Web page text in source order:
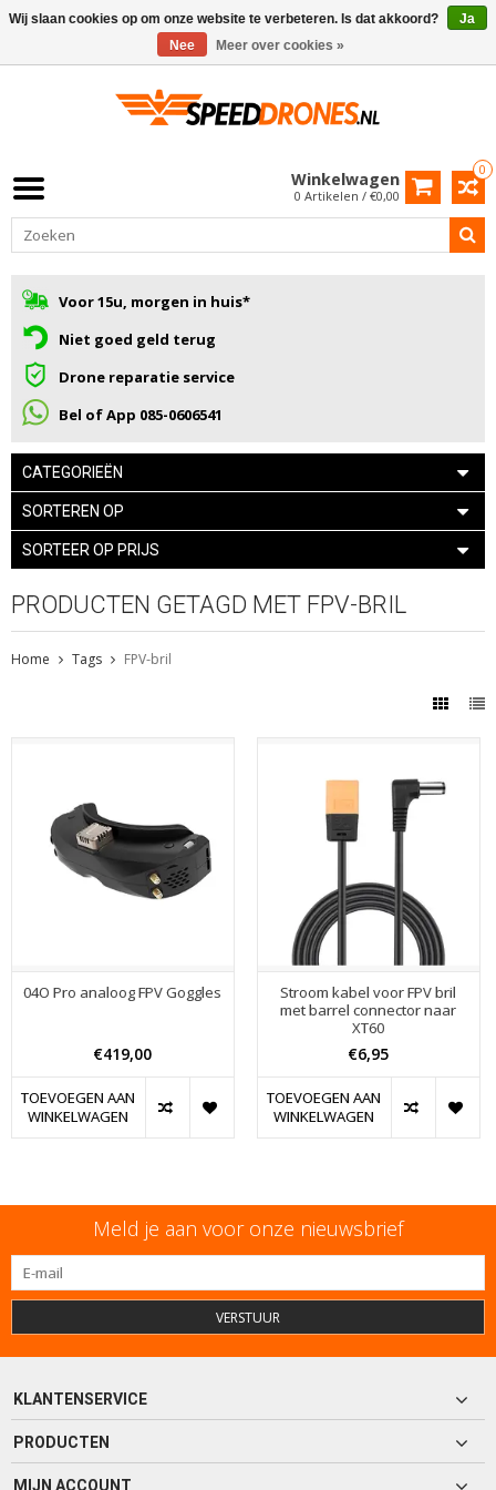
0
Winkelwagen
0 Artikelen / €0,00
Voor 15u, morgen in huis*
Niet goed geld terug
Drone reparatie service
Bel of App 085-0606541
CATEGORIEËN
SORTEREN OP
SORTEER OP PRIJS
PRODUCTEN GETAGD MET FPV-BRIL
Home Tags FPV-bril
04O Pro analoog FPV Goggles
€419,00
TOEVOEGEN AAN
WINKELWAGEN
Stroom kabel voor FPV bril
met barrel connector naar
XT60
€6,95
TOEVOEGEN AAN
WINKELWAGEN
Meld je aan voor onze nieuwsbrief
VERSTUUR
KLANTENSERVICE
PRODUCTEN
MIJN ACCOUNT
Wij slaan cookies op om onze website te verbeteren. Is dat akkoord?
Ja
Nee
Meer over cookies »